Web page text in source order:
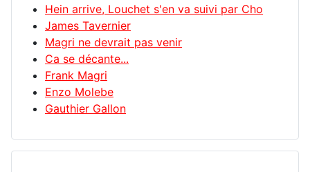
Hein arrive, Louchet s'en va suivi par Cho
James Tavernier
Magri ne devrait pas venir
Ca se décante...
Frank Magri
Enzo Molebe
Gauthier Gallon